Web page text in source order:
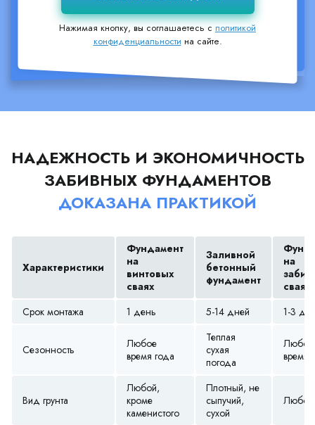
Нажимая кнопку, вы соглашаетесь сполитикой
конфиденциальности на сайте.
НАДЕЖНОСТЬ И ЭКОНОМИЧНОСТЬ
ЗАБИВНЫХ ФУНДАМЕНТОВ
ДОКАЗАНА ПРАКТИКОЙ
Характеристики
Фундамент
на
винтовых
сваях
Заливной
бетонный
фундамент
на
сваях
Срок монтажа
1 день 5-14 дней 1-3
Сезонность
Любое
время года
Теплая
сухая
погода
Любое
время
Вид грунта
Любой,
кроме
каменистого
Плотный, не
сыпучий,
сухой
Любой